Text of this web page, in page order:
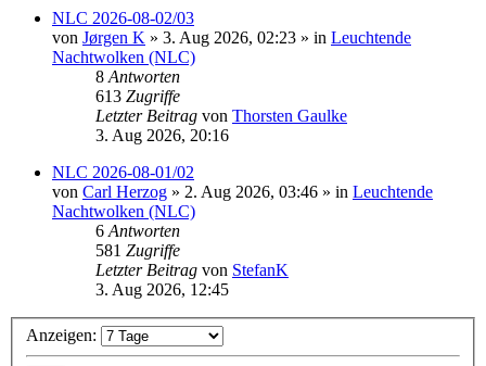
NLC 2026-08-02/03
von Jørgen K » 3. Aug 2026, 02:23 » in Leuchtende
Nachtwolken (NLC)
8 Antworten
613 Zugriffe
Letzter Beitrag von Thorsten Gaulke
3. Aug 2026, 20:16
NLC 2026-08-01/02
von Carl Herzog » 2. Aug 2026, 03:46 » in Leuchtende
Nachtwolken (NLC)
6 Antworten
581 Zugriffe
Letzter Beitrag von StefanK
3. Aug 2026, 12:45
Anzeigen: